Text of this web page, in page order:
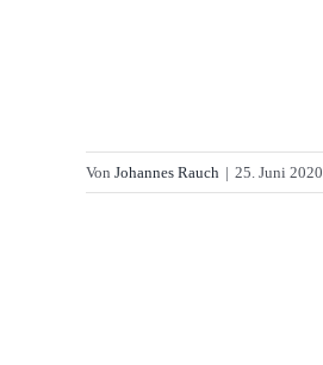
Von Johannes Rauch | 25. Juni 2020